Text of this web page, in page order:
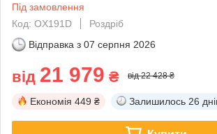
Під замовлення
Код: OX191D
Роздріб
Відправка з 07 серпня 2026
від 21 979 ₴ від 22 428 ₴
Економія 449 ₴ Залишилось 26